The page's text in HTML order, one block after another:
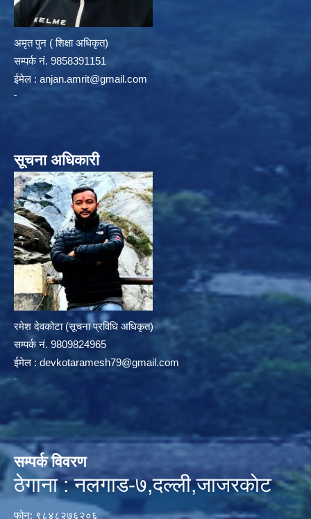
अमृत पुन ( शिक्षा अधिकृत)
सम्पर्क न‌ं. 9858391151
ईमेल : anjan.amrit@gmail.com
सूचना अधिकारी
रमेश देवकोटा (सूचना प्रविधि अधिकृत)
सम्पर्क न‌ं. 9809824965
ईमेल : devkotaramesh79@gmail.com
सम्पर्क विवरण
ठेगाना : नलगाड-७,दल्ली,जाजरकाेट
फोन: ९८४८२७६२०६